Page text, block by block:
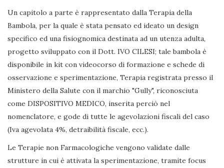
Un capitolo a parte è rappresentato dalla Terapia della
Bambola, per la quale è stata pensato ed ideato un design
specifico ed una fisiognomica destinata ad un utenza adulta,
progetto sviluppato con il Dott. IVO CILESI; tale bambola è
disponibile in kit con videocorso di formazione e schede di
osservazione e sperimentazione, Terapia registrata presso il
Ministero della Salute con il marchio "Gully", riconosciuta
come DISPOSITIVO MEDICO, inserita perciò nel
nomenclatore, e gode di tutte le agevolazioni fiscali del caso
(Iva agevolata 4%, detraibilità fiscale, ecc.).
Le Terapie non Farmacologiche vengono validate dalle
strutture in cui è attivata la sperimentazione, tramite focus